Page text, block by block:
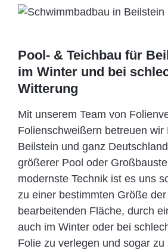
Pool- & Teichbau für
im Winter und bei
Witterung
Mit unserem Team von
Folien­schweißern betreuen wir
Beilstein und ganz
größerer Pool oder
modernste Technik ist es uns
zu einer bestimmten Größe der
bearbeitenden Fläche, durch
auch im Winter oder bei
Folie zu verlegen und sogar zu